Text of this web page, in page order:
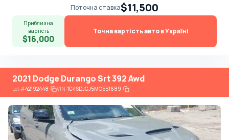
Поточна ставка$11,500
Приблизна
вартість
$16,000
Точна вартість авто в Україні
2021 Dodge Durango Srt 392 Awd
Lot#42192448 VIN:1C4SDJGJ5MC551689